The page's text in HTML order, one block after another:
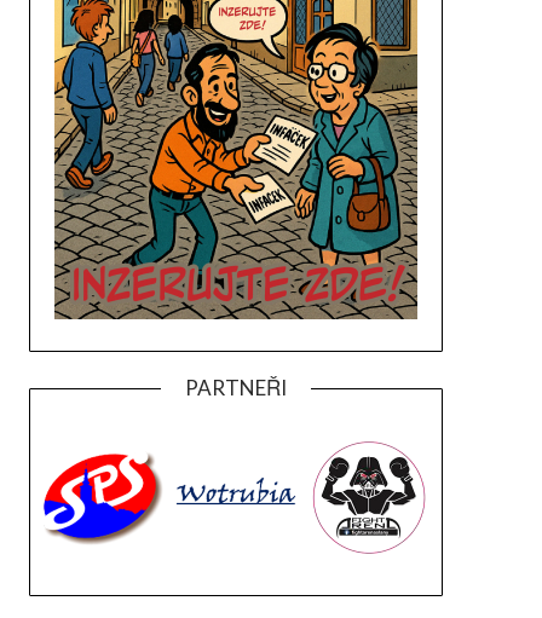
PARTNEŘI